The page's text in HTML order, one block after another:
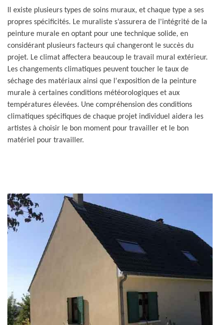
Il existe plusieurs types de soins muraux, et chaque type a ses
propres spécificités. Le muraliste s’assurera de l'intégrité de la
peinture murale en optant pour une technique solide, en
considérant plusieurs facteurs qui changeront le succès du
projet. Le climat affectera beaucoup le travail mural extérieur.
Les changements climatiques peuvent toucher le taux de
séchage des matériaux ainsi que l'exposition de la peinture
murale à certaines conditions météorologiques et aux
températures élevées. Une compréhension des conditions
climatiques spécifiques de chaque projet individuel aidera les
artistes à choisir le bon moment pour travailler et le bon
matériel pour travailler.